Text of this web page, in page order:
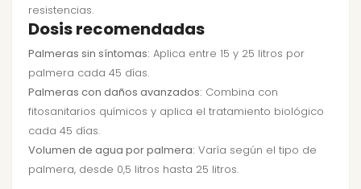
resistencias.
Dosis recomendadas
Palmeras sin síntomas: Aplica entre 15 y 25 litros por
palmera cada 45 días.
Palmeras con daños avanzados: Combina con
fitosanitarios químicos y aplica el tratamiento biológico
cada 45 días.
Volumen de agua por palmera: Varía según el tipo de
palmera, desde 0,5 litros hasta 25 litros.